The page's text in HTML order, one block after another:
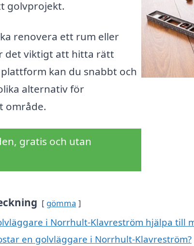
golvprojekt.
renovera ett rum eller
det viktigt att hitta rätt
kan du snabbt och
alternativ för
område.
gratis och utan
gömma
i Norrhult-Klavreström hjälpa till
en golvläggare i Norrhult-Klavreström?